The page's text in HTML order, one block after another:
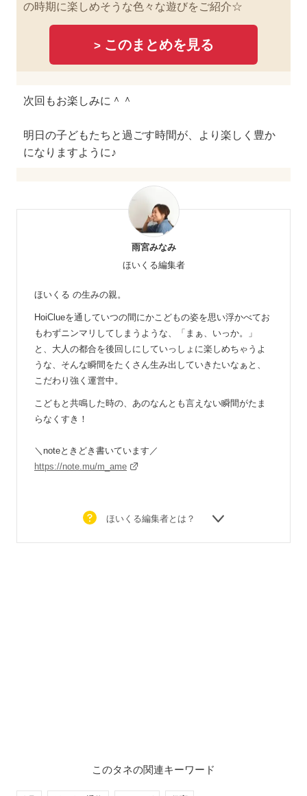
の時期に楽しめそうな色々な遊びをご紹介☆
> このまとめを見る
次回もお楽しみに＾＾
明日の子どもたちと過ごす時間が、より楽しく豊か
になりますように♪
雨宮みなみ
ほいくる編集者
ほいくる の生みの親。
HoiClueを通していつの間にかこどもの姿を思い浮かべてお
もわずニンマリしてしまうような、「まぁ、いっか。」
と、大人の都合を後回しにしていっしょに楽しめちゃうよ
うな、そんな瞬間をたくさん生み出していきたいなぁと、
こだわり強く運営中。
こどもと共鳴した時の、あのなんとも言えない瞬間がたま
らなくすき！
＼noteときどき書いています／
https://note.mu/m_ame
ほいくる編集者とは？
このタネの関連キーワード